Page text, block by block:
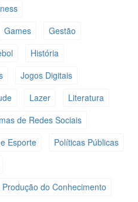
Games
Gestão
História
Jogos Digitais
Lazer
Literatura
de Redes Sociais
Esporte
Políticas Públicas
do Conhecimento